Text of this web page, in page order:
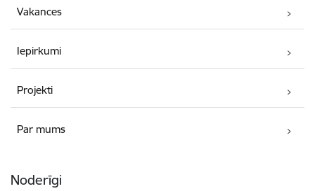
Vakances
Iepirkumi
Projekti
Par mums
Noderīgi